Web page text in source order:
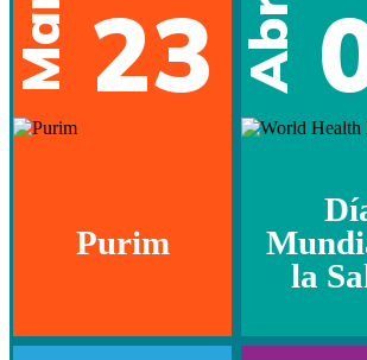
Mar 23
Purim
Abr
la